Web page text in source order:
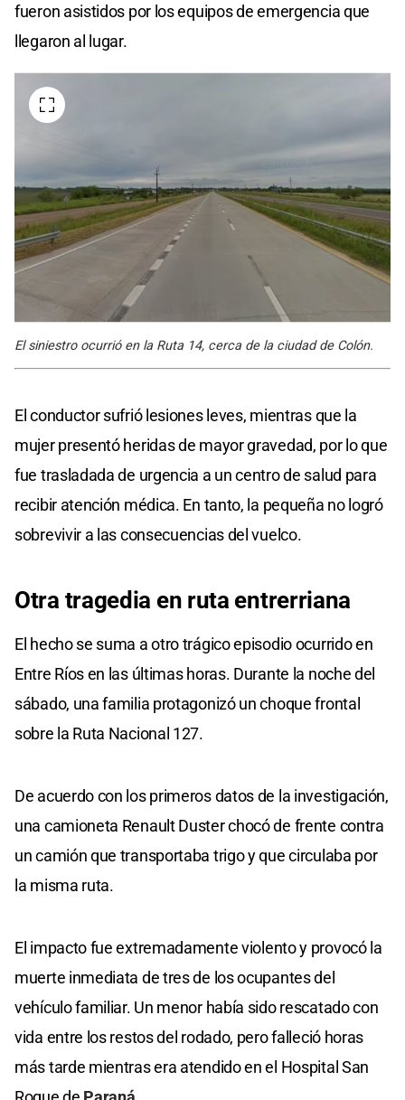
fueron asistidos por los equipos de emergencia que
llegaron al lugar.
El siniestro ocurrió en la Ruta 14, cerca de la ciudad de Colón.
El conductor sufrió lesiones leves, mientras que la
mujer presentó heridas de mayor gravedad, por lo que
fue trasladada de urgencia a un centro de salud para
recibir atención médica. En tanto, la pequeña no logró
sobrevivir a las consecuencias del vuelco.
Otra tragedia en ruta entrerriana
El hecho se suma a otro trágico episodio ocurrido en
Entre Ríos en las últimas horas. Durante la noche del
sábado, una familia protagonizó un choque frontal
sobre la Ruta Nacional 127.
De acuerdo con los primeros datos de la investigación,
una camioneta Renault Duster chocó de frente contra
un camión que transportaba trigo y que circulaba por
la misma ruta.
El impacto fue extremadamente violento y provocó la
muerte inmediata de tres de los ocupantes del
vehículo familiar. Un menor había sido rescatado con
vida entre los restos del rodado, pero falleció horas
más tarde mientras era atendido en el Hospital San